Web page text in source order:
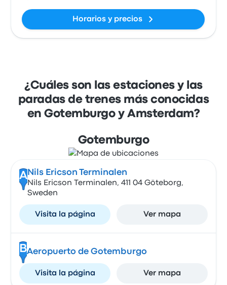
Horarios y precios
¿Cuáles son las estaciones y las
paradas de trenes más conocidas
en Gotemburgo y Amsterdam?
Gotemburgo
A Nils Ericson Terminalen
Nils Ericson Terminalen, 411 04 Göteborg,
Sweden
Visita la página Ver mapa
BAeropuerto de Gotemburgo
Visita la página Ver mapa